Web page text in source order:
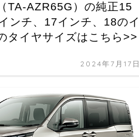
TA-AZR65G）の純正15
ンチ、17インチ、18のイ
タイヤサイズはこちら>>
2024年7月17日